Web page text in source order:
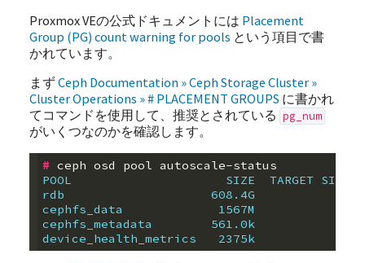
Proxmox VEの公式ドキュメントには Placement
Group (PG) count warning for pools という項目で書
かれています。
まずCeph Documentation » Ceph Storage Cluster »
Cluster Operations » # PLACEMENT GROUPS に書かれ
てコマンドを使用して、推奨とされている pg_num
がいくつなのかを確認します。
#
POOL                     SIZE  TARGET SIZE  RATE
rdb                    608.4G
cephfs_data             1567M
cephfs_metadata        561.0k
device_health_metrics   2375k